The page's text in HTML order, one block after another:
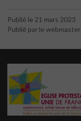
Publié le 21 mars 2023
Publié par le webmaster